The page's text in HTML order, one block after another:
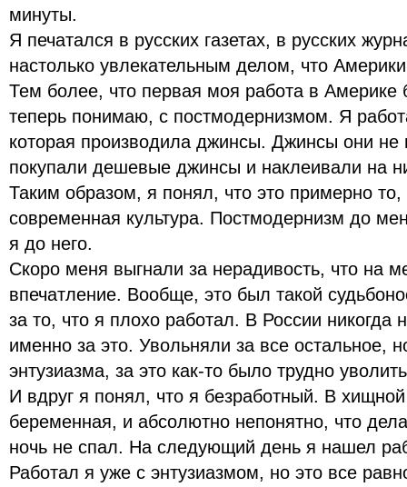
минуты.
Я печатался в русских газетах, в русских
настолько увлекательным делом, что
Тем более, что первая моя работа в Америке
теперь понимаю, с постмодернизмом. Я
которая производила джинсы. Джинсы они не
покупали дешевые джинсы и наклеивали на
Таким образом, я понял, что это примерно
современная культура. Постмодернизм до
я до него.
Скоро меня выгнали за нерадивость, что на
впечатление. Вообще, это был такой
за то, что я плохо работал. В России никогда
именно за это. Увольняли за все остальное,
энтузиазма, за это как-то было трудно
И вдруг я понял, что я безработный. В
беременная, и абсолютно непонятно, что
ночь не спал. На следующий день я нашел
Работал я уже с энтузиазмом, но это все